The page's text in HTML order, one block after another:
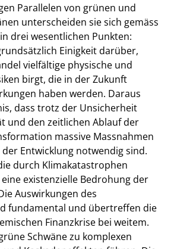
Parallelen von grünen und
unterscheiden sie sich gemäss
drei wesentlichen Punkten:
Einigkeit darüber,
vielfältige physische und
birgt, die in der Zukunft
haben werden. Daraus
dass trotz der Unsicherheit
und den zeitlichen Ablauf der
massive Massnahmen
Entwicklung notwendig sind.
durch Klimakatastrophen
existenzielle Bedrohung der
Auswirkungen des
fundamental und übertreffen die
Finanzkrise bei weitem.
Schwäne zu komplexen